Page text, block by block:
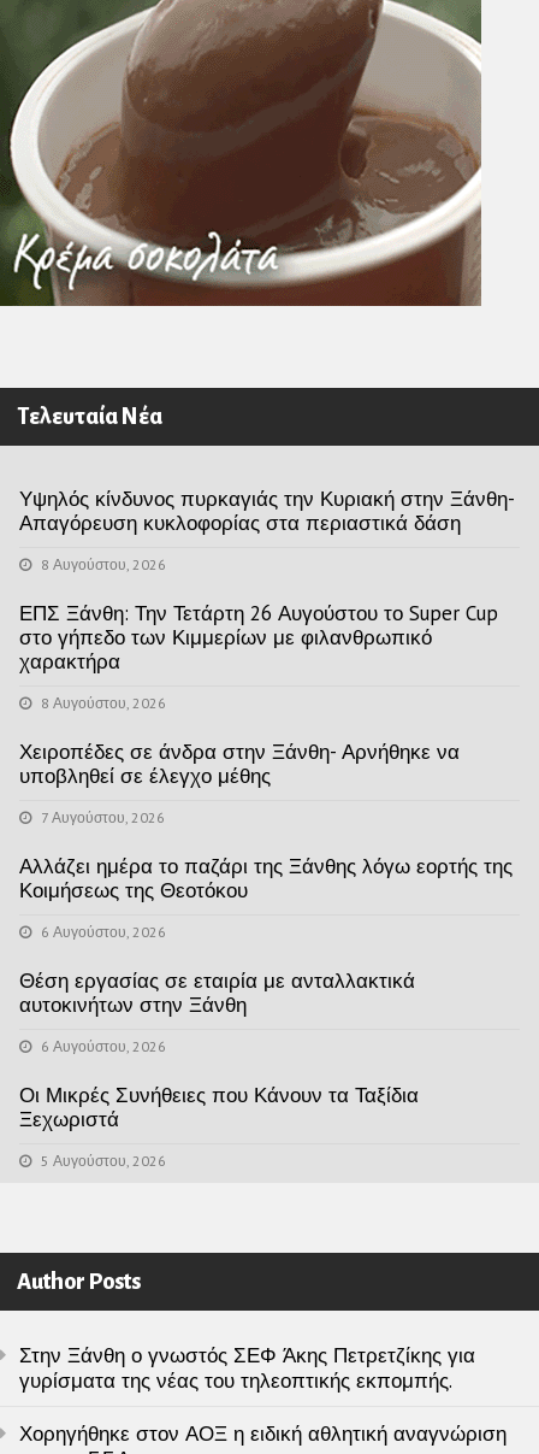
Τελευταία Νέα
Υψηλός κίνδυνος πυρκαγιάς την Κυριακή στην Ξάνθη-
Απαγόρευση κυκλοφορίας στα περιαστικά δάση
8 Αυγούστου, 2026
ΕΠΣ Ξάνθη: Την Τετάρτη 26 Αυγούστου το Super Cup
στο γήπεδο των Κιμμερίων με φιλανθρωπικό
χαρακτήρα
8 Αυγούστου, 2026
Χειροπέδες σε άνδρα στην Ξάνθη- Αρνήθηκε να
υποβληθεί σε έλεγχο μέθης
7 Αυγούστου, 2026
Αλλάζει ημέρα το παζάρι της Ξάνθης λόγω εορτής της
Κοιμήσεως της Θεοτόκου
6 Αυγούστου, 2026
Θέση εργασίας σε εταιρία με ανταλλακτικά
αυτοκινήτων στην Ξάνθη
6 Αυγούστου, 2026
Οι Μικρές Συνήθειες που Κάνουν τα Ταξίδια
Ξεχωριστά
5 Αυγούστου, 2026
Author Posts
Στην Ξάνθη ο γνωστός ΣΕΦ Άκης Πετρετζίκης για
γυρίσματα της νέας του τηλεοπτικής εκπομπής.
Χορηγήθηκε στον ΑΟΞ η ειδική αθλητική αναγνώριση